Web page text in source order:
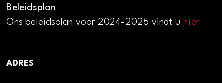
Beleidsplan
Ons beleidsplan voor 2024-2025 vindt uhier
ADRES